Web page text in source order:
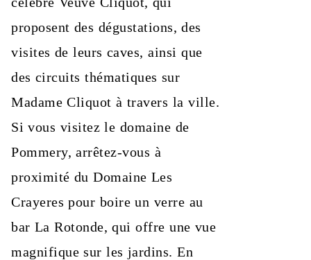
proposent des dégustations, des
visites de leurs caves, ainsi que
des circuits thématiques sur
Madame Cliquot à travers la ville.
Si vous visitez le domaine de
Pommery, arrêtez-vous à
proximité du Domaine Les
Crayeres pour boire un verre au
bar La Rotonde, qui offre une vue
magnifique sur les jardins. En